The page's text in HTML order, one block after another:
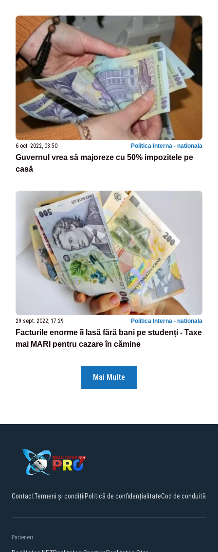
6 oct. 2022, 08:50 Politica Interna - nationala
Guvernul vrea să majoreze cu 50% impozitele pe
casă
29 sept. 2022, 17:29 Politica Interna - nationala
Facturile enorme îi lasă fără bani pe studenți - Taxe
mai MARI pentru cazare în cămine
Mai Multe
ContactTermeni și condițiiPolitică de confidențialitateCod de conduită
Parteneri: